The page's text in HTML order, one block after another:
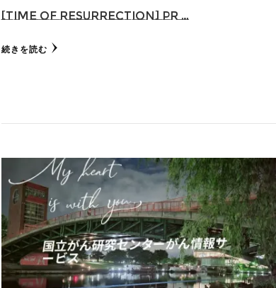
[Time of resurrection] Pr …
続きを読む